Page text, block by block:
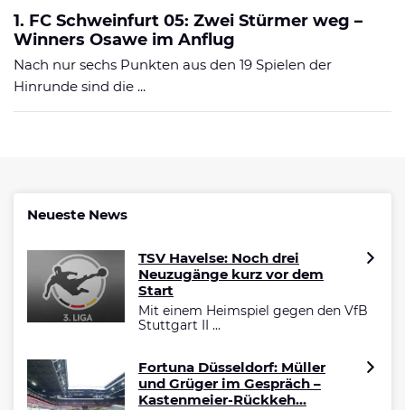
1. FC Schweinfurt 05: Zwei Stürmer weg –
Winners Osawe im Anflug
Nach nur sechs Punkten aus den 19 Spielen der
Hinrunde sind die ...
Neueste News
TSV Havelse: Noch drei
Neuzugänge kurz vor dem
Start
Mit einem Heimspiel gegen den VfB
Stuttgart II ...
Fortuna Düsseldorf: Müller
und Grüger im Gespräch –
Kastenmeier-Rückkeh...